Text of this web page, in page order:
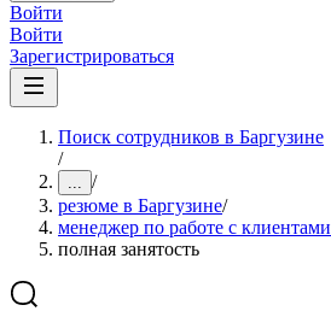
Войти
Войти
Зарегистрироваться
Поиск сотрудников в Баргузине
/
... /
резюме в Баргузине/
менеджер по работе с
полная занятость